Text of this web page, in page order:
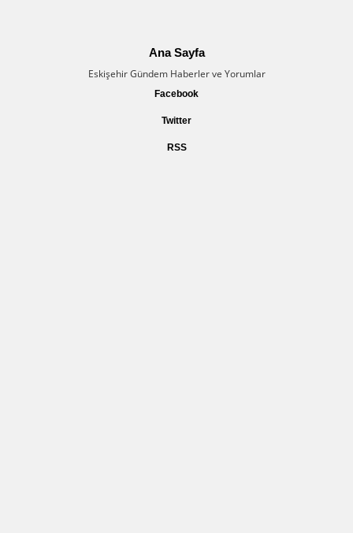
Ana Sayfa
Eskişehir Gündem Haberler ve Yorumlar
Facebook
Twitter
RSS